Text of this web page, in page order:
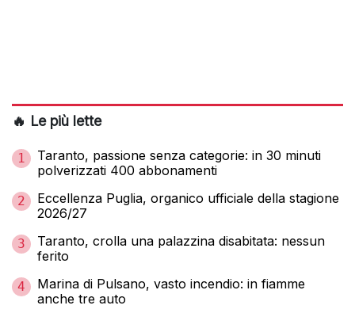
🔥 Le più lette
1
Taranto, passione senza categorie: in 30 minuti
polverizzati 400 abbonamenti
2
Eccellenza Puglia, organico ufficiale della stagione
2026/27
3
Taranto, crolla una palazzina disabitata: nessun
ferito
4
Marina di Pulsano, vasto incendio: in fiamme
anche tre auto